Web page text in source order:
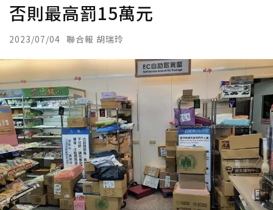
否則最高罰15萬元
2023/07/04 聯合報 胡瑞玲